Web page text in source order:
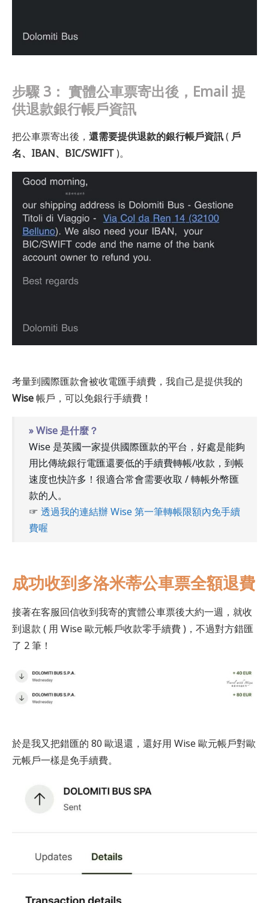
步驟 3： 實體公車票寄出後，Email 提
供退款銀行帳戶資訊
把公車票寄出後， 還需要提供退款的銀行帳戶資訊( 戶
名、IBAN、BIC/SWIFT)。
考量到國際匯款會被收電匯手續費，我自己是提供我的
Wise帳戶，可以免銀行手續費！
» Wise 是什麼？
Wise 是英國一家提供國際匯款的平台，好處是能夠
用比傳統銀行電匯還要低的手續費轉帳/收款，到帳
速度也快許多！很適合常會需要收取 / 轉帳外幣匯
款的人。
☞ 透過我的連結辦 Wise 第一筆轉帳限額內免手續
費喔
成功收到多洛米蒂公車票全額退費
接著在客服回信收到我寄的實體公車票後大約一週，就收
到退款 ( 用 Wise 歐元帳戶收款零手續費 )，不過對方錯匯
了 2 筆！
於是我又把錯匯的 80 歐退還，還好用 Wise 歐元帳戶對歐
元帳戶一樣是免手續費。